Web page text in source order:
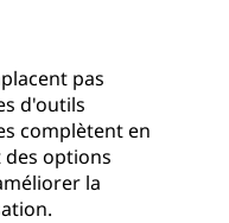
pas
d'outils
complètent en
options
la